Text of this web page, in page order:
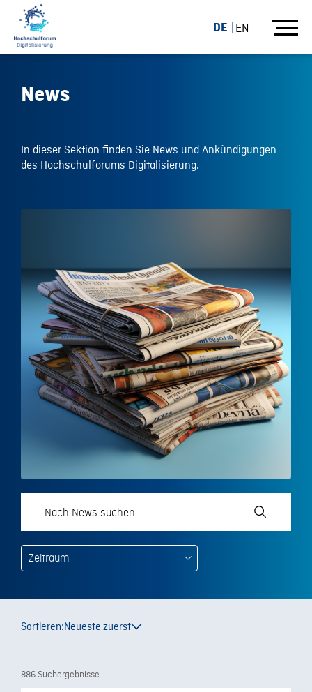
DE EN
News
In dieser Sektion finden Sie News und Ankündigungen
des Hochschulforums Digitalisierung.
Sortieren:Neueste zuerst
886 Suchergebnisse